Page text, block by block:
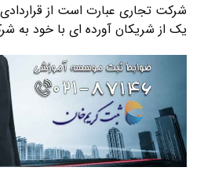
شرکت تجاری عبارت است از
یک از شریکان آورده ای با خود به